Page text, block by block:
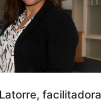
facilitadora